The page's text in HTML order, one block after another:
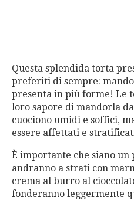
Questa splendida torta
preferiti di sempre:
presenta in più forme! Le
loro sapore di mandorla
cuociono umidi e soffici,
essere affettati e
È importante che siano un
andranno a strati con
crema al burro al
fonderanno leggermente